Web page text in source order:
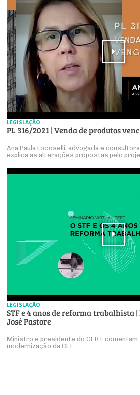
LEGISLAÇÃO
PL 316/2021 | Venda de produtos
Ana Paula Locoselli, advogada e
explica as alterações propostas pelo
LEGISLAÇÃO
STF e 4 anos de reforma trabalhista
José Pastore
Ministro e presidente do CERT comentam
modernização da CLT